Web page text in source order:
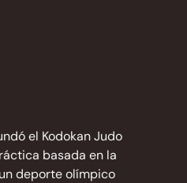
el Kodokan Judo
basada en la
deporte olímpico